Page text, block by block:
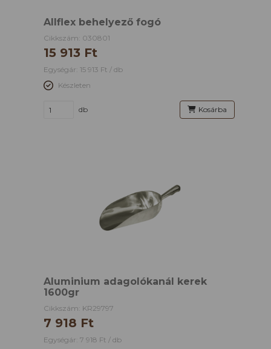
Allflex behelyező fogó
Cikkszám: 030801
15 913 Ft
Egységár: 15 913 Ft / db
Készleten
db Kosárba
Aluminium adagolókanál kerek
1600gr
Cikkszám: KR29797
7 918 Ft
Egységár: 7 918 Ft / db